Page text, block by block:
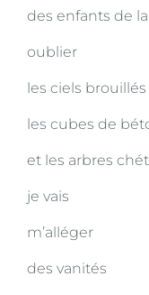
des enfants de
oublier
les ciels
les cubes de
et les arbres
je vais
m’alléger
des vanités